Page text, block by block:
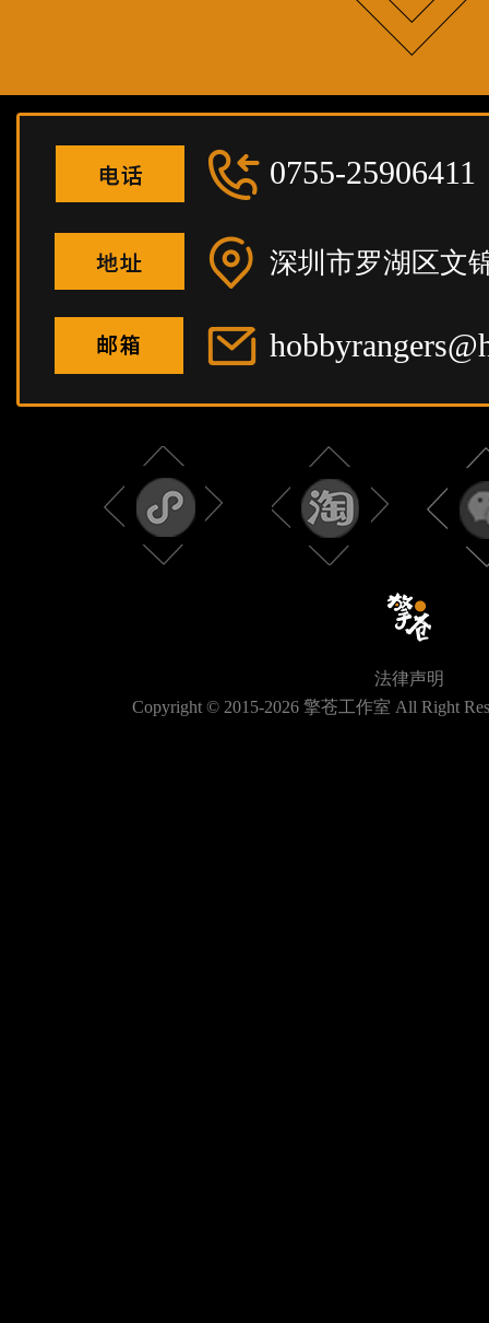
0755-25906411
深圳市罗湖区文
法律声明
Copyright © 2015-2026 擎苍工作室 All Right